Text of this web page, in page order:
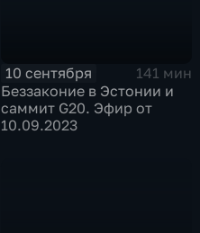
10 сентября
141 мин
Беззаконие в Эстонии и
саммит G20. Эфир от
10.09.2023